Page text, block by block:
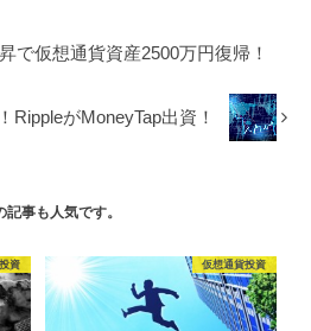
で仮想通貨資産2500万円復帰！
RippleがMoneyTap出資！
記事も人気です。
資 仮想通貨投資